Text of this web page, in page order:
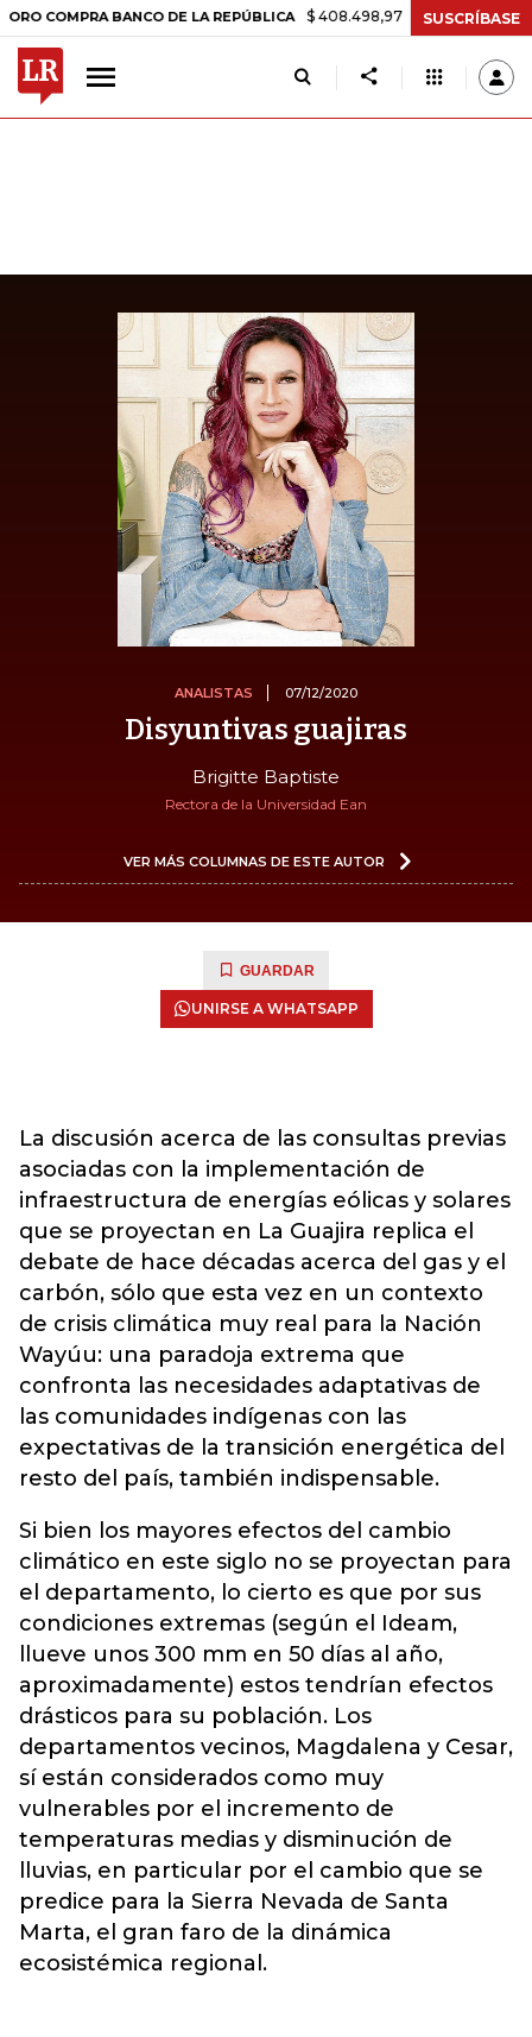
BANCO DE LA REPÚBLICA $ 408.498,97 +$ 8.753,81 +2,19%
SUSCRÍBASE
ANALISTAS 07/12/2020
Disyuntivas guajiras
Brigitte Baptiste
Rectora de la Universidad Ean
VER MÁS COLUMNAS DE ESTE AUTOR
GUARDAR
UNIRSE A WHATSAPP
La discusión acerca de las consultas previas
asociadas con la implementación de
infraestructura de energías eólicas y solares
que se proyectan en La Guajira replica el
debate de hace décadas acerca del gas y el
carbón, sólo que esta vez en un contexto
de crisis climática muy real para la Nación
Wayúu: una paradoja extrema que
confronta las necesidades adaptativas de
las comunidades indígenas con las
expectativas de la transición energética del
resto del país, también indispensable.
Si bien los mayores efectos del cambio
climático en este siglo no se proyectan para
el departamento, lo cierto es que por sus
condiciones extremas (según el Ideam,
llueve unos 300 mm en 50 días al año,
aproximadamente) estos tendrían efectos
drásticos para su población. Los
departamentos vecinos, Magdalena y Cesar,
sí están considerados como muy
vulnerables por el incremento de
temperaturas medias y disminución de
lluvias, en particular por el cambio que se
predice para la Sierra Nevada de Santa
Marta, el gran faro de la dinámica
ecosistémica regional.